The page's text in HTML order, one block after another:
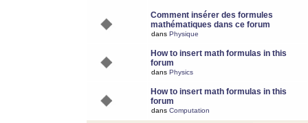
Comment insérer des formules
mathématiques dans ce forum
dans Physique
How to insert math formulas in this
forum
dans Physics
How to insert math formulas in this
forum
dans Computation